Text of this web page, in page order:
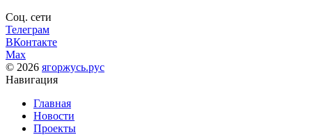
Соц. сети
Телеграм
ВКонтакте
Max
© 2026 ягоржусь.рус
Навигация
Главная
Новости
Проекты